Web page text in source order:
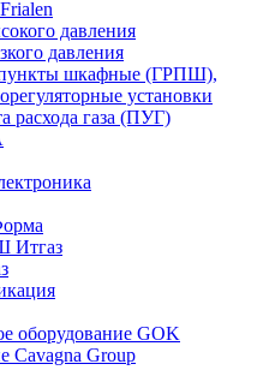
давления
давления
пункты шкафные (ГРПШ),
установки
расхода газа (ПУГ)
оборудование GOK
Cavagna Group